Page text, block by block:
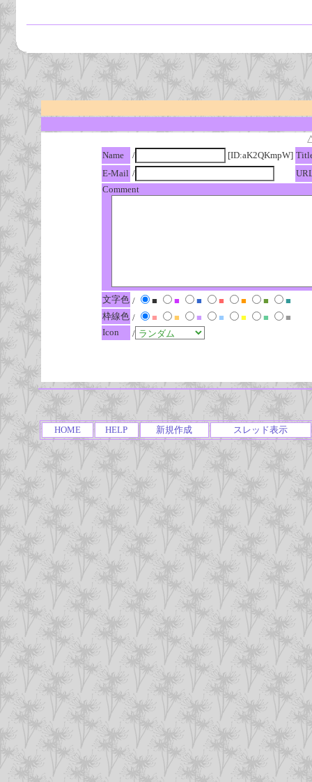
Name
/ [ID:aK2QKmpW]
E-Mail /
Comment
文字色 / ■ ■ ■ ■ ■ ■
■
枠線色 / ■ ■ ■ ■ ■ ■
■
Icon
/
HOME HELP 新規作成 スレッド表示